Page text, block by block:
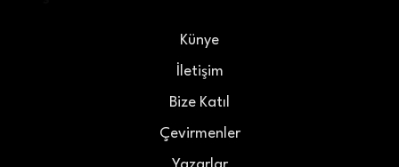
Künye
İletişim
Bize Katıl
Çevirmenler